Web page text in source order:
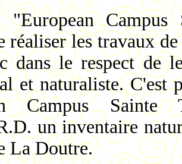
Campus
réaliser les travaux
dans le respect de
et naturaliste. C'est
Campus
un inventaire
La Doutre.